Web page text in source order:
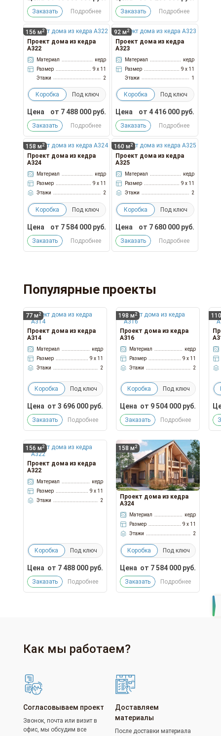
Заказать Подробнее Заказать Подробнее
156 м 2
Проект дома из кедра
А322
Материал
кедр
Размер
9 x 11
Этажи
2
Коробка Под ключ
Цена от 7 488 000руб.
Заказать Подробнее
92 м 2
Проект дома из кедра
А323
Материал
кедр
Размер
9 x 11
Этажи
1
Коробка Под ключ
Цена от 4 416 000руб.
Заказать Подробнее
158 м 2
Проект дома из кедра
А324
Материал
кедр
Размер
9 x 11
Этажи
2
Коробка Под ключ
Цена от 7 584 000руб.
Заказать Подробнее
160 м 2
Проект дома из кедра
А325
Материал
кедр
Размер
9 x 11
Этажи
2
Коробка Под ключ
Цена от 7 680 000руб.
Заказать Подробнее
Популярные проекты
77 м 2
Проект дома из кедра
А314
Материал
кедр
Размер
9 x 11
Этажи
2
Коробка Под ключ
Цена от 3 696 000руб.
Заказать Подробнее
198 м 2
Проект дома из кедра
А316
Материал
кедр
Размер
9 x 11
Этажи
2
Коробка Под ключ
Цена от 9 504 000руб.
Заказать Подробнее
156 м 2
Проект дома из кедра
А322
Материал
кедр
Размер
9 x 11
Этажи
2
Коробка Под ключ
Цена от 7 488 000руб.
Заказать Подробнее
158 м 2
Проект дома из кедра
А324
Материал
кедр
Размер
9 x 11
Этажи
2
Коробка Под ключ
Цена от 7 584 000руб.
Заказать Подробнее
Как мы работаем?
Согласовываем проект
Звонок, почта или визит в
офис, мы обсудим все
Доставляем
материалы
После доставки материала